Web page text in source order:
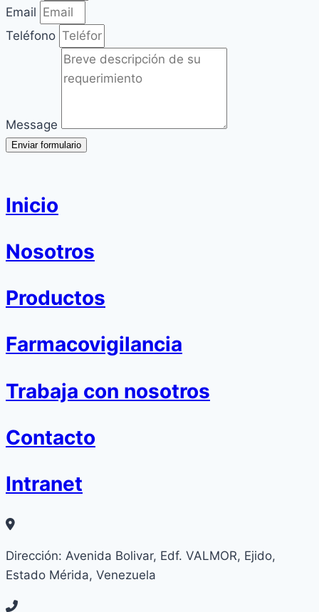
Email
Teléfono
Message
Enviar formulario
Inicio
Nosotros
Productos
Farmacovigilancia
Trabaja con nosotros
Contacto
Intranet
Dirección: Avenida Bolivar, Edf. VALMOR, Ejido,
Estado Mérida, Venezuela